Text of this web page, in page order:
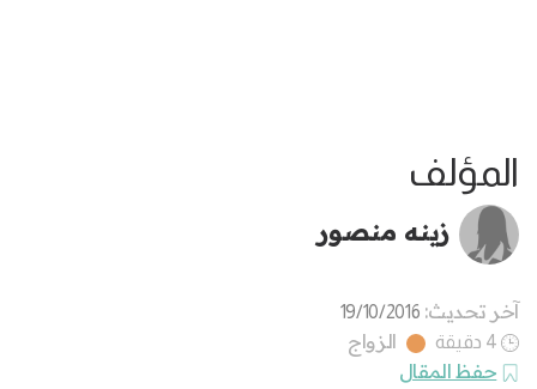
المؤلف
زينه منصور
آخر تحديث: 19/10/2016
4 دقيقة
الزواج
حفظ المقال